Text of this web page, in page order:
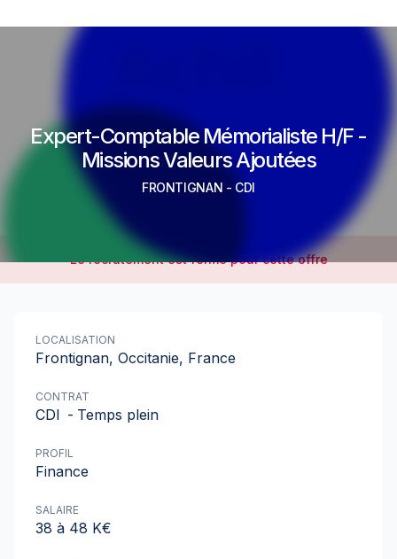
Expert-Comptable Mémorialiste H/F -
Missions Valeurs Ajoutées
FRONTIGNAN - CDI
Le recrutement est fermé pour cette offre
LOCALISATION
Frontignan, Occitanie, France
CONTRAT
CDI - Temps plein
PROFIL
Finance
SALAIRE
38 à 48 K€